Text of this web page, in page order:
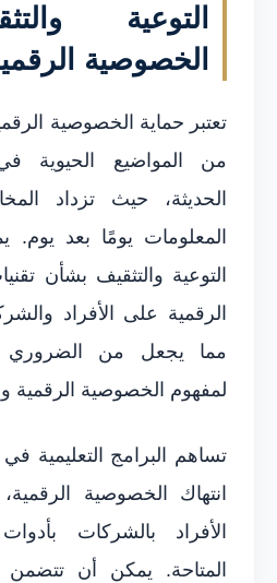
التوعية
الخصوصية
تعتبر حماية الخصوصية
من المواضيع الحيوية
الحديثة، حيث تزداد
المعلومات يومًا بعد يوم.
التوعية والتثقيف بشأن
الرقمية على الأفراد
مما يجعل من الضروري
لمفهوم الخصوصية الرقمية
تساهم البرامج التعليمية
انتهاك الخصوصية
الأفراد بالشركات
المتاحة. يمكن أن